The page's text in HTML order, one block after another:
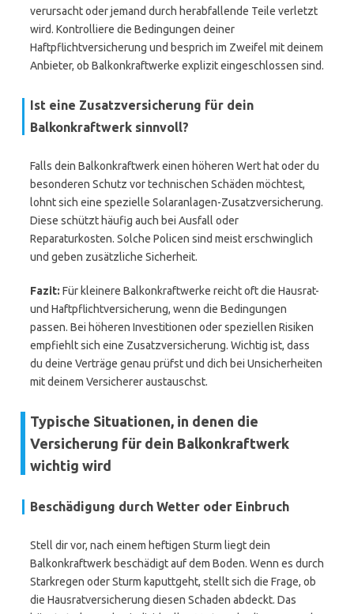
verursacht oder jemand durch herabfallende Teile verletzt
wird. Kontrolliere die Bedingungen deiner
Haftpflichtversicherung und besprich im Zweifel mit deinem
Anbieter, ob Balkonkraftwerke explizit eingeschlossen sind.
Ist eine Zusatzversicherung für dein
Balkonkraftwerk sinnvoll?
Falls dein Balkonkraftwerk einen höheren Wert hat oder du
besonderen Schutz vor technischen Schäden möchtest,
lohnt sich eine spezielle Solaranlagen-Zusatzversicherung.
Diese schützt häufig auch bei Ausfall oder
Reparaturkosten. Solche Policen sind meist erschwinglich
und geben zusätzliche Sicherheit.
Fazit: Für kleinere Balkonkraftwerke reicht oft die Hausrat-
und Haftpflichtversicherung, wenn die Bedingungen
passen. Bei höheren Investitionen oder speziellen Risiken
empfiehlt sich eine Zusatzversicherung. Wichtig ist, dass
du deine Verträge genau prüfst und dich bei Unsicherheiten
mit deinem Versicherer austauschst.
Typische Situationen, in denen die
Versicherung für dein Balkonkraftwerk
wichtig wird
Beschädigung durch Wetter oder Einbruch
Stell dir vor, nach einem heftigen Sturm liegt dein
Balkonkraftwerk beschädigt auf dem Boden. Wenn es durch
Starkregen oder Sturm kaputtgeht, stellt sich die Frage, ob
die Hausratversicherung diesen Schaden abdeckt. Das